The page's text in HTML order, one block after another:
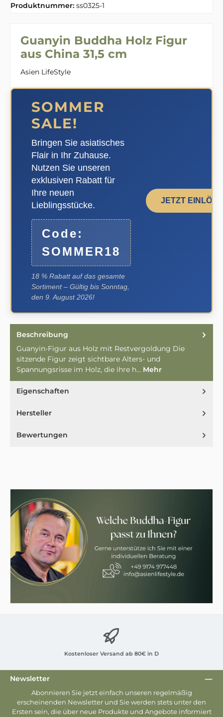
Produktnummer: ss0325-1
Guanyin Buddha Holz Figur
aus China 31,5 cm
Asien LifeStyle
SOMMER
SALE!
Bringen Sie asiatisches
Flair in Ihr Zuhause.
Nutzen Sie unseren
exklusiven Rabatt für
Ihre neuen
Lieblingsstücke.
Code:
SOMMER18
18 % Rabatt auf das gesamte
Sortiment – Gültig bis Sonntag,
den 9. August 2026!
JETZT
Beschreibung
Guanyin-Figur aus Holz mit Restvergoldung Die
sitzende Figur zeigt sichtbare Alters- und
Spannungsrisse im Holz, die ihre h… Mehr
Eigenschaften
Hersteller
Bewertungen
Kostenloser Versand ab 80€ in D
Newsletter
Abonnieren Sie jetzt einfach unseren regelmäßig
erscheinenden Newsletter und Sie werden stets unter den
Ersten sein, die über neue Produkte und Angebote informiert